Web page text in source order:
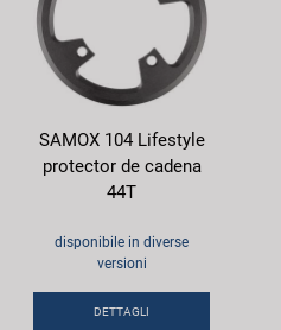
SAMOX 104 Lifestyle
protector de cadena
44T
disponibile in diverse
versioni
DETTAGLI